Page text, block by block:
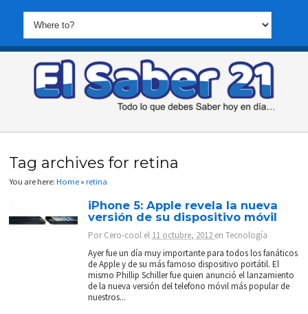
Tag archives for retina
You are here:Home »retina
iPhone 5: Apple revela la nueva
versión de su dispositivo móvil
PorCero-cool el 11 octubre, 2012 enTecnología
Ayer fue un día muy importante para todos los fanáticos
de Apple y de su más famoso dispositivo portátil. El
mismo Phillip Schiller fue quien anunció el lanzamiento
de la nueva versión del telefono móvil más popular de
nuestros...